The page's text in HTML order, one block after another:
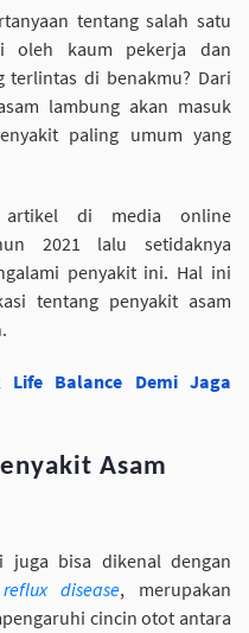
tentang salah satu
oleh kaum pekerja dan
terlintas di benakmu? Dari
lambung akan masuk
paling umum yang
artikel di media online
2021 lalu setidaknya
penyakit ini. Hal ini
tentang penyakit asam
Life Balance Demi Jaga
Asam
juga bisa dikenal dengan
disease, merupakan
cincin otot antara